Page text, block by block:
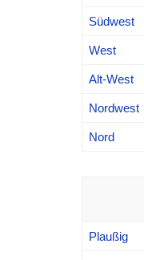
Südwest
West
Alt-West
Nordwest
Nord
Plaußig